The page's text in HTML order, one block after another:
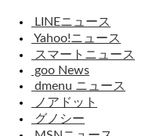
LINEニュース
Yahoo!ニュース
スマートニュース
goo News
dmenu ニュース
ノアドット
グノシー